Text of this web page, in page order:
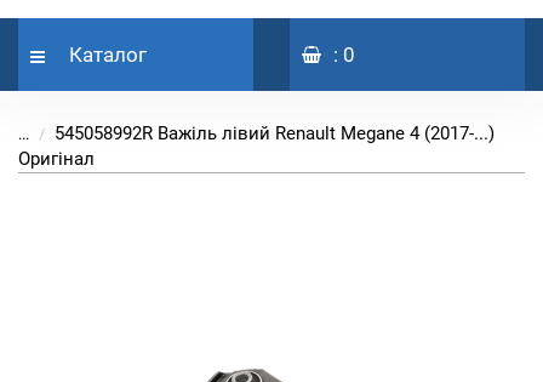
Каталог : 0
...
545058992R Важіль лівий Renault Megane 4 (2017-...)
Оригінал